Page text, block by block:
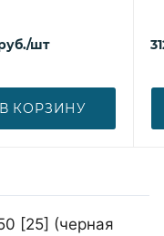
/шт
В КОРЗИНУ
[25] (черная